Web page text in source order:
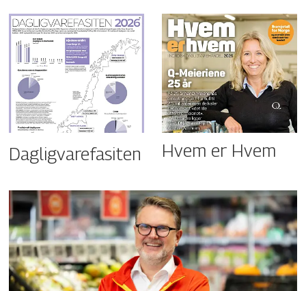
Dagligvarefasiten Hvem er Hvem